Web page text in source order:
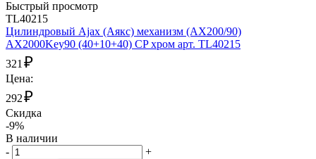
Быстрый просмотр
TL40215
Цилиндровый Ajax (Аякс) механизм (AX200/90)
AX2000Key90 (40+10+40) CP хром арт. TL40215
321₽
Цена:
292₽
Скидка
-9%
В наличии
-
+